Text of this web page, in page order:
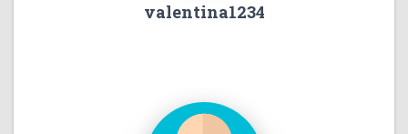
valentina1234